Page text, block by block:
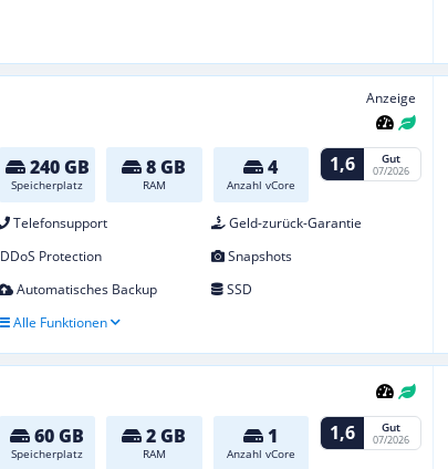
Anzeige
240 GB
Speicherplatz
8 GB
RAM
4
Anzahl vCore
1,6 Gut
07/2026
Telefonsupport
Geld-zurück-Garantie
DDoS Protection
Snapshots
Automatisches Backup
SSD
Alle Funktionen
60 GB
Speicherplatz
2 GB
RAM
1
Anzahl vCore
1,6 Gut
07/2026